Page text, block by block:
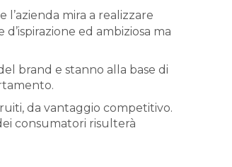
mira a realizzare
ed ambiziosa ma
brand e stanno alla base di
da vantaggio competitivo.
consumatori risulterà